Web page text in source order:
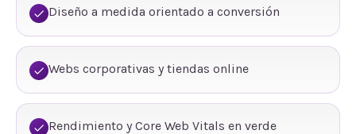
Diseño a medida orientado a conversión
Webs corporativas y tiendas online
Rendimiento y Core Web Vitals en verde